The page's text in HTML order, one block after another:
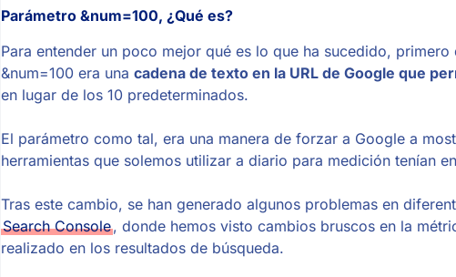
Parámetro &num=100, ¿Qué es?
Para entender un poco mejor qué es lo que ha sucedido,
&num=100 era una cadena de texto en la URL de Google que
en lugar de los 10 predeterminados.
El parámetro como tal, era una manera de forzar a Google a
herramientas que solemos utilizar a diario para medición tenían
Tras este cambio, se han generado algunos problemas en
Search Console, donde hemos visto cambios bruscos en la
realizado en los resultados de búsqueda.